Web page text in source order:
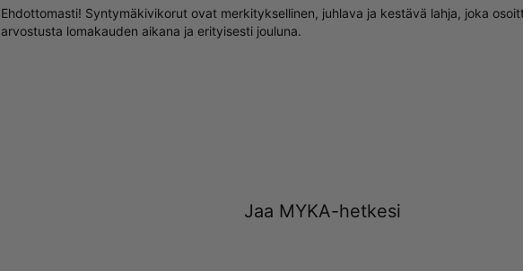
Ehdottomasti! Syntymäkivikorut ovat merkityksellinen, juhlava ja kestävä lahja, joka
arvostusta lomakauden aikana ja erityisesti jouluna.
Jaa MYKA-hetkesi